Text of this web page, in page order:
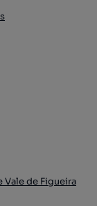
Vale de Figueira